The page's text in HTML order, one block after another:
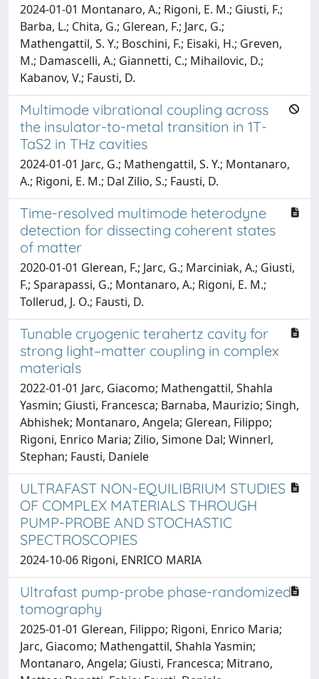
2024-01-01 Montanaro, A.; Rigoni, E. M.; Giusti, F.;
Barba, L.; Chita, G.; Glerean, F.; Jarc, G.;
Mathengattil, S. Y.; Boschini, F.; Eisaki, H.; Greven,
M.; Damascelli, A.; Giannetti, C.; Mihailovic, D.;
Kabanov, V.; Fausti, D.
Multimode vibrational coupling across
the insulator-to-metal transition in 1T-
TaS2 in THz cavities
2024-01-01 Jarc, G.; Mathengattil, S. Y.; Montanaro,
A.; Rigoni, E. M.; Dal Zilio, S.; Fausti, D.
Time-resolved multimode heterodyne
detection for dissecting coherent states
of matter
2020-01-01 Glerean, F.; Jarc, G.; Marciniak, A.; Giusti,
F.; Sparapassi, G.; Montanaro, A.; Rigoni, E. M.;
Tollerud, J. O.; Fausti, D.
Tunable cryogenic terahertz cavity for
strong light–matter coupling in complex
materials
2022-01-01 Jarc, Giacomo; Mathengattil, Shahla
Yasmin; Giusti, Francesca; Barnaba, Maurizio; Singh,
Abhishek; Montanaro, Angela; Glerean, Filippo;
Rigoni, Enrico Maria; Zilio, Simone Dal; Winnerl,
Stephan; Fausti, Daniele
ULTRAFAST NON-EQUILIBRIUM STUDIES
OF COMPLEX MATERIALS THROUGH
PUMP-PROBE AND STOCHASTIC
SPECTROSCOPIES
2024-10-06 Rigoni, ENRICO MARIA
Ultrafast pump-probe phase-randomized
tomography
2025-01-01 Glerean, Filippo; Rigoni, Enrico Maria;
Jarc, Giacomo; Mathengattil, Shahla Yasmin;
Montanaro, Angela; Giusti, Francesca; Mitrano,